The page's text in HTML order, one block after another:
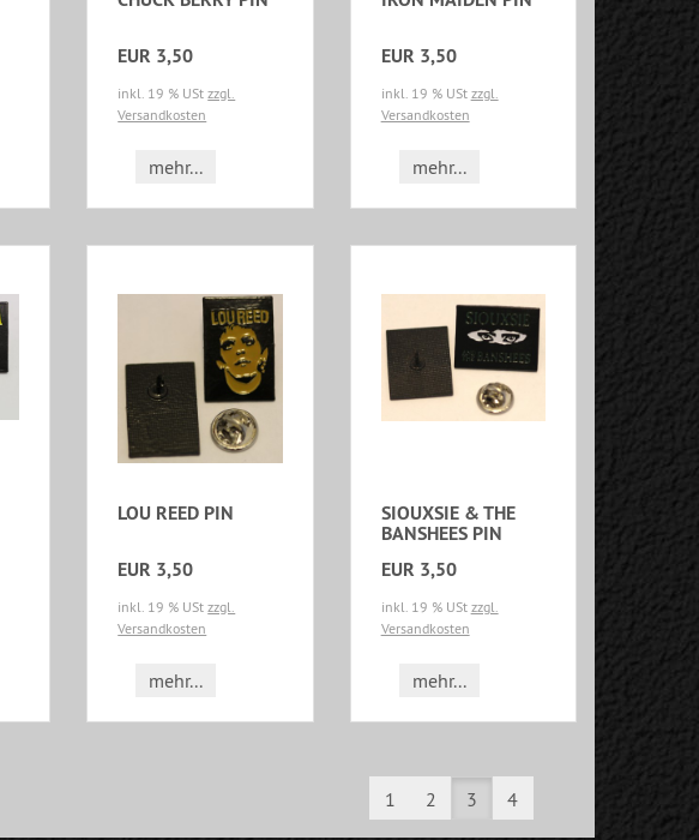
EUR 3,50
inkl. 19 % UStzzgl.
Versandkosten
mehr...
EUR 3,50
inkl. 19 % USt zzgl.
Versandkosten
mehr...
LOU REED PIN
EUR 3,50
inkl. 19 % UStzzgl.
Versandkosten
mehr...
SIOUXSIE & THE
BANSHEES PIN
EUR 3,50
inkl. 19 % USt zzgl.
Versandkosten
mehr...
1 2 3 4